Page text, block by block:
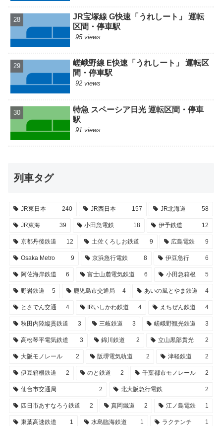
JR宝塚線 G快速「うれしート」 運転
区間・停車駅
95 views
嵯峨野線 E快速「うれしート」 運転区
間・停車駅
92 views
特急 スペーシア日光 運転区間・停車
駅
91 views
列車タグ
JR東日本 240 JR西日本 157 JR北海道 58
JR東海 39 小田急電鉄 18 伊予鉄道 12
京都丹後鉄道 12 土佐くろしお鉄道 9 広島電鉄 9
Osaka Metro 9 京浜急行電鉄 8 伊豆急行 6
阿佐海岸鉄道 6 富士山麓電気鉄道 6 小田急箱根 5
野岩鉄道 5 鹿児島市交通局 4 あいの風とやま鉄道 4
とさでん交通 4 IRいしかわ鉄道 4 えちぜん鉄道 4
秋田内陸縦貫鉄道 3 三岐鉄道 3 嵯峨野観光鉄道 3
高松琴平電気鉄道 3 錦川鉄道 2 立山黒部貫光 2
大阪モノレール 2 阪堺電気軌道 2 津軽鉄道 2
伊豆箱根鉄道 2 のと鉄道 2 千葉都市モノレール 2
仙台市交通局 2 北大阪急行電鉄 2
四日市あすなろう鉄道 2 真岡鐵道 2 江ノ島電鉄 1
東葉高速鉄道 1 水島臨海鉄道 1 ラクテンチ 1